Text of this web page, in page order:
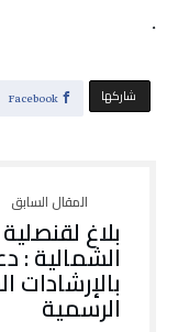
.
‫‫ شاركها‬ Facebook
بلاغ
الشمالية :
الرسمية